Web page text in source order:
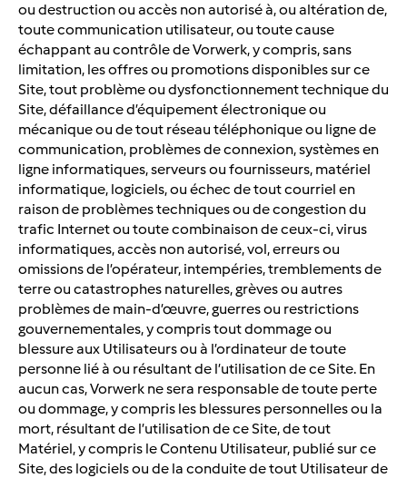
ou destruction ou accès non autorisé à, ou altération de,
toute communication utilisateur, ou toute cause
échappant au contrôle de Vorwerk, y compris, sans
limitation, les offres ou promotions disponibles sur ce
Site, tout problème ou dysfonctionnement technique du
Site, défaillance d’équipement électronique ou
mécanique ou de tout réseau téléphonique ou ligne de
communication, problèmes de connexion, systèmes en
ligne informatiques, serveurs ou fournisseurs, matériel
informatique, logiciels, ou échec de tout courriel en
raison de problèmes techniques ou de congestion du
trafic Internet ou toute combinaison de ceux-ci, virus
informatiques, accès non autorisé, vol, erreurs ou
omissions de l’opérateur, intempéries, tremblements de
terre ou catastrophes naturelles, grèves ou autres
problèmes de main-d’œuvre, guerres ou restrictions
gouvernementales, y compris tout dommage ou
blessure aux Utilisateurs ou à l’ordinateur de toute
personne lié à ou résultant de l’utilisation de ce Site. En
aucun cas, Vorwerk ne sera responsable de toute perte
ou dommage, y compris les blessures personnelles ou la
mort, résultant de l’utilisation de ce Site, de tout
Matériel, y compris le Contenu Utilisateur, publié sur ce
Site, des logiciels ou de la conduite de tout Utilisateur de